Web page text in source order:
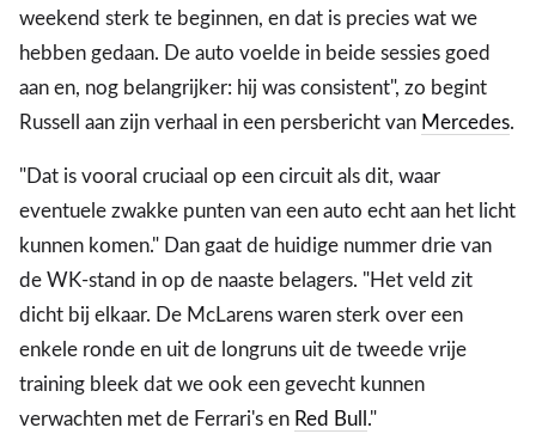
weekend sterk te beginnen, en dat is precies wat we
hebben gedaan. De auto voelde in beide sessies goed
aan en, nog belangrijker: hij was consistent", zo begint
Russell aan zijn verhaal in een persbericht van Mercedes.
"Dat is vooral cruciaal op een circuit als dit, waar
eventuele zwakke punten van een auto echt aan het licht
kunnen komen." Dan gaat de huidige nummer drie van
de WK-stand in op de naaste belagers. "Het veld zit
dicht bij elkaar. De McLarens waren sterk over een
enkele ronde en uit de longruns uit de tweede vrije
training bleek dat we ook een gevecht kunnen
verwachten met de Ferrari's en Red Bull ."